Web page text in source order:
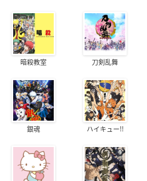
暗殺教室 刀剣乱舞
銀魂 ハイキュー!!